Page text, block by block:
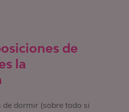
de
la
de dormir (sobre todo si